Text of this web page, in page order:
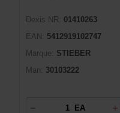
Dexis NR:
01410263
EAN:
5412919102747
Marque:
STIEBER
Man:
30103222
EA